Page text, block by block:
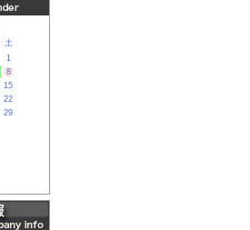
土
1
8
15
22
29